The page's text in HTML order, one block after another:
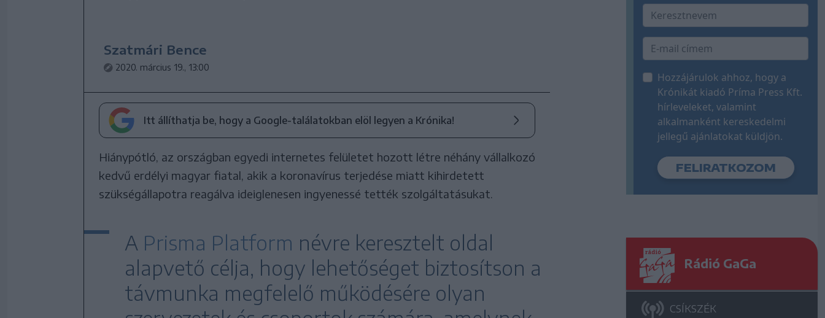
Szatmári Bence
2020. március 19., 13:00
Itt állíthatja be, hogy a Google-találatokban elöl legyen a Krónika!
Hiánypótló, az országban egyedi internetes felületet hozott létre néhány vállalkozó
kedvű erdélyi magyar fiatal, akik a koronavírus terjedése miatt kihirdetett
szükségállapotra reagálva ideiglenesen ingyenessé tették szolgáltatásukat.
A Prisma Platform névre keresztelt oldal
alapvető célja, hogy lehetőséget biztosítson a
távmunka megfelelő működésére olyan
Hozzájárulok ahhoz, hogy a
Krónikát kiadó Príma Press Kft.
hírleveleket, valamint
alkalmanként kereskedelmi
jellegű ajánlatokat küldjön.
Rádió GaGa
CSÍKSZÉK